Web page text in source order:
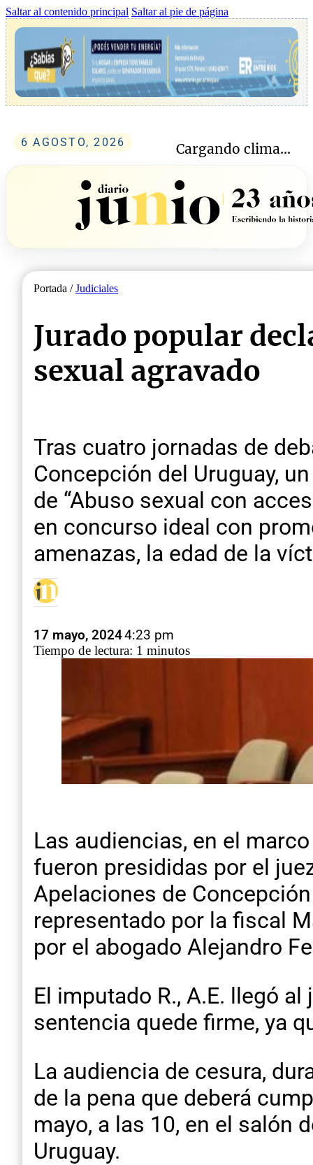
Saltar al contenido principal Saltar al pie de página
6 AGOSTO, 2026 Cargando clima...
Portada /Judiciales
Jurado popular
sexual agravado
Tras cuatro jornadas de
Concepción del Uruguay,
de “Abuso sexual con
en concurso ideal con
amenazas, la edad de la
17 mayo, 20244:23 pm
Tiempo de lectura: 1 minutos
Las audiencias, en el
fueron presididas por el
Apelaciones de
representado por la fiscal
por el abogado Alejandro
El imputado R., A.E. llegó
sentencia quede firme, ya
La audiencia de cesura,
de la pena que deberá
mayo, a las 10, en el salón
Uruguay.